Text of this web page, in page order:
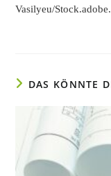
Vasilyeu/
DAS KÖNNTE